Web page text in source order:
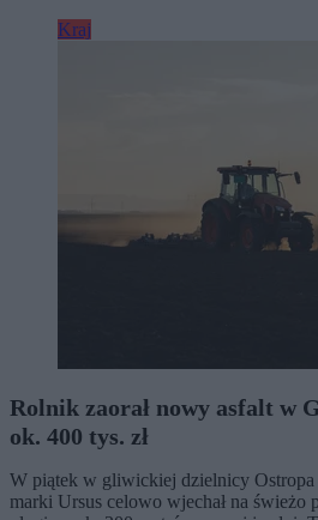
Kraj
Rolnik zaorał nowy asfalt w
ok. 400 tys. zł
W piątek w gliwickiej dzielnicy
marki Ursus celowo wjechał na świeżo